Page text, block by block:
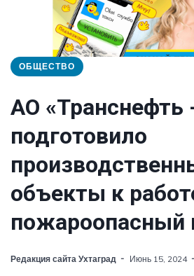
ОБЩЕСТВО
АО «Транснефть
подготовило
объекты к
пожароопасный
Редакция сайта Ухтаград Июнь 15, 2024